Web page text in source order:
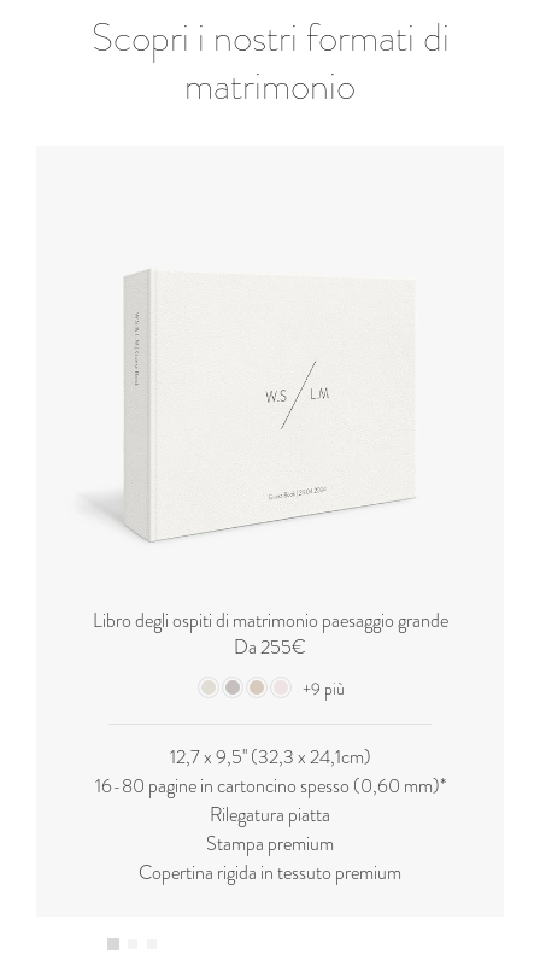
Scopri i nostri formati di
matrimonio
Libro degli ospiti di matrimonio paesaggio grande
Da 255€
+9 più
12,7 x 9,5'' (32,3 x 24,1cm)
16-80 pagine in cartoncino spesso (0,60 mm)*
Rilegatura piatta
Stampa premium
Copertina rigida in tessuto premium